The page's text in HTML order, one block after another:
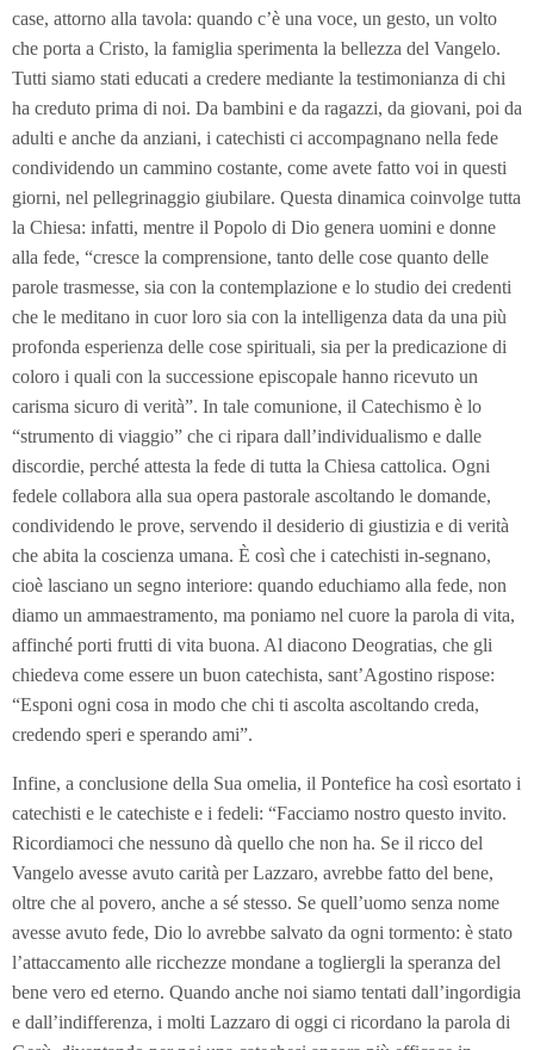
case, attorno alla tavola: quando c’è una voce, un gesto, un volto
che porta a Cristo, la famiglia sperimenta la bellezza del Vangelo.
Tutti siamo stati educati a credere mediante la testimonianza di chi
ha creduto prima di noi. Da bambini e da ragazzi, da giovani, poi da
adulti e anche da anziani, i catechisti ci accompagnano nella fede
condividendo un cammino costante, come avete fatto voi in questi
giorni, nel pellegrinaggio giubilare. Questa dinamica coinvolge tutta
la Chiesa: infatti, mentre il Popolo di Dio genera uomini e donne
alla fede, “cresce la comprensione, tanto delle cose quanto delle
parole trasmesse, sia con la contemplazione e lo studio dei credenti
che le meditano in cuor loro sia con la intelligenza data da una più
profonda esperienza delle cose spirituali, sia per la predicazione di
coloro i quali con la successione episcopale hanno ricevuto un
carisma sicuro di verità”. In tale comunione, il Catechismo è lo
“strumento di viaggio” che ci ripara dall’individualismo e dalle
discordie, perché attesta la fede di tutta la Chiesa cattolica. Ogni
fedele collabora alla sua opera pastorale ascoltando le domande,
condividendo le prove, servendo il desiderio di giustizia e di verità
che abita la coscienza umana. È così che i catechisti in-segnano,
cioè lasciano un segno interiore: quando educhiamo alla fede, non
diamo un ammaestramento, ma poniamo nel cuore la parola di vita,
affinché porti frutti di vita buona. Al diacono Deogratias, che gli
chiedeva come essere un buon catechista, sant’Agostino rispose:
“Esponi ogni cosa in modo che chi ti ascolta ascoltando creda,
credendo speri e sperando ami”.
Infine, a conclusione della Sua omelia, il Pontefice ha così esortato i
catechisti e le catechiste e i fedeli: “Facciamo nostro questo invito.
Ricordiamoci che nessuno dà quello che non ha. Se il ricco del
Vangelo avesse avuto carità per Lazzaro, avrebbe fatto del bene,
oltre che al povero, anche a sé stesso. Se quell’uomo senza nome
avesse avuto fede, Dio lo avrebbe salvato da ogni tormento: è stato
l’attaccamento alle ricchezze mondane a togliergli la speranza del
bene vero ed eterno. Quando anche noi siamo tentati dall’ingordigia
e dall’indifferenza, i molti Lazzaro di oggi ci ricordano la parola di